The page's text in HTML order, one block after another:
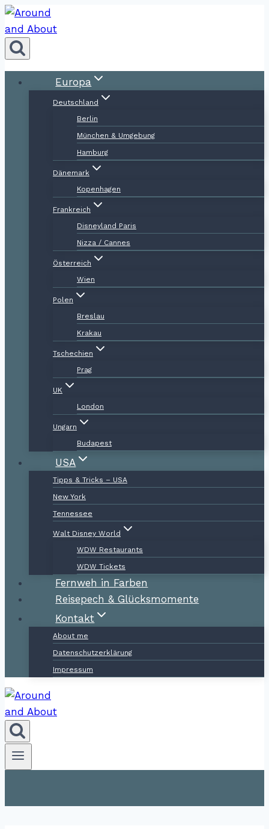
Zum
Inhalt
springen
Europa
Deutschland
Berlin
München & Umgebung
Hamburg
Dänemark
Kopenhagen
Frankreich
Disneyland Paris
Nizza / Cannes
Österreich
Wien
Polen
Breslau
Krakau
Tschechien
Prag
UK
London
Ungarn
Budapest
USA
Tipps & Tricks – USA
New York
Tennessee
Walt Disney World
WDW Restaurants
WDW Tickets
Fernweh in Farben
Reisepech & Glücksmomente
Kontakt
About me
Datenschutzerklärung
Impressum